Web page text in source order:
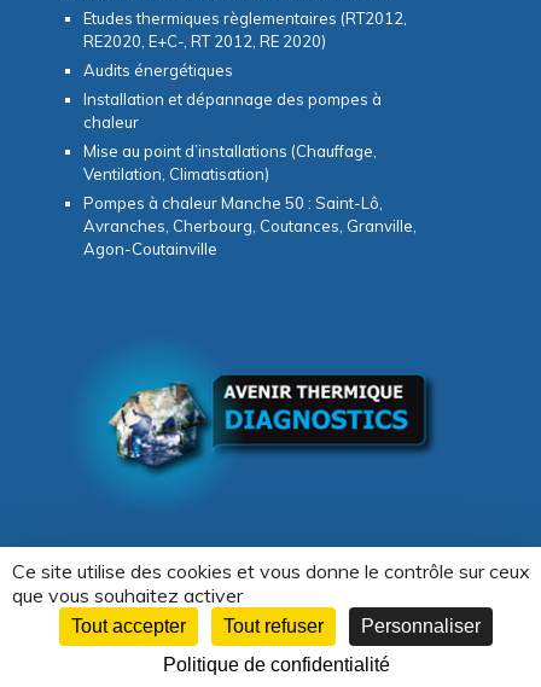
Etudes thermiques règlementaires (RT2012,
RE2020, E+C-, RT 2012, RE 2020)
Audits énergétiques
Installation et dépannage des pompes à
chaleur
Mise au point d’installations (Chauffage,
Ventilation, Climatisation)
Pompes à chaleur Manche 50 : Saint-Lô,
Avranches, Cherbourg, Coutances, Granville,
Agon-Coutainville
Copyright © 2026 -Avenir Thermique & Diagnostics
Création WebCom.Me
Ce site utilise des cookies et vous donne le contrôle sur ceux
que vous souhaitez activer
Tout accepter Tout refuser
Personnaliser
Politique de confidentialité